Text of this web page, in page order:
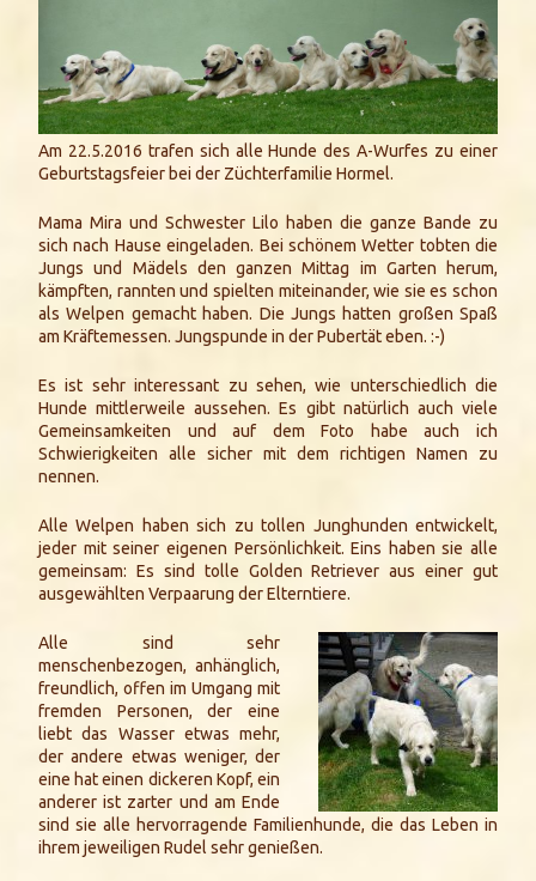
Am 22.5.2016 trafen sich alle Hunde des A-Wurfes zu einer
Geburtstagsfeier bei der Züchterfamilie Hormel.
Mama Mira und Schwester Lilo haben die ganze Bande zu
sich nach Hause eingeladen. Bei schönem Wetter tobten die
Jungs und Mädels den ganzen Mittag im Garten herum,
kämpften, rannten und spielten miteinander, wie sie es schon
als Welpen gemacht haben. Die Jungs hatten großen Spaß
am Kräftemessen. Jungspunde in der Pubertät eben. :-)
Es ist sehr interessant zu sehen, wie unterschiedlich die
Hunde mittlerweile aussehen. Es gibt natürlich auch viele
Gemeinsamkeiten und auf dem Foto habe auch ich
Schwierigkeiten alle sicher mit dem richtigen Namen zu
nennen.
Alle Welpen haben sich zu tollen Junghunden entwickelt,
jeder mit seiner eigenen Persönlichkeit. Eins haben sie alle
gemeinsam: Es sind tolle Golden Retriever aus einer gut
ausgewählten Verpaarung der Elterntiere.
Alle sind sehr
menschenbezogen, anhänglich,
freundlich, offen im Umgang mit
fremden Personen, der eine
liebt das Wasser etwas mehr,
der andere etwas weniger, der
eine hat einen dickeren Kopf, ein
anderer ist zarter und am Ende
sind sie alle hervorragende Familienhunde, die das Leben in
ihrem jeweiligen Rudel sehr genießen.